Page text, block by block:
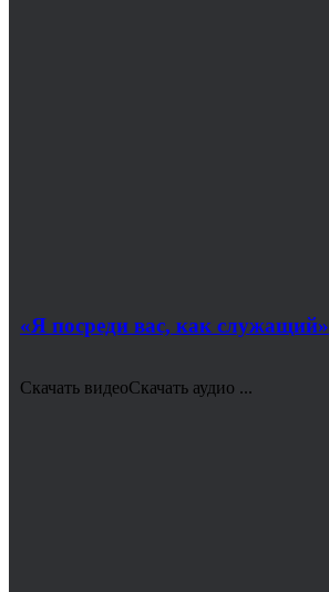
«Я посреди вас, как служащий»
Скачать видеоСкачать аудио ...